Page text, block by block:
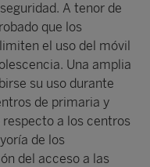
A tenor de
que los
el uso del móvil
Una amplia
su uso durante
de primaria y
a los centros
de los
del acceso a las